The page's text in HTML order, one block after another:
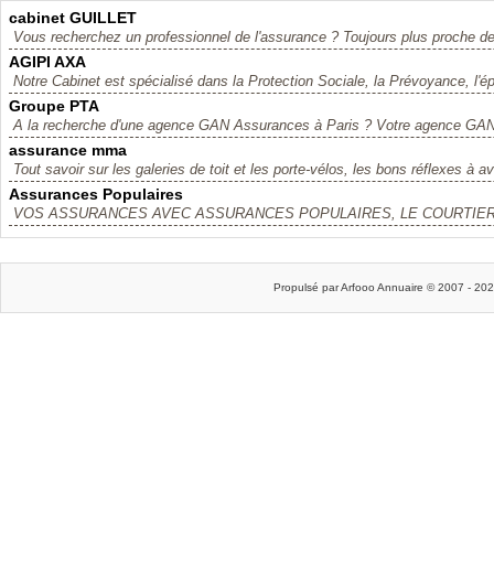
cabinet GUILLET
Vous recherchez un professionnel de l'assurance ? Toujours plus proche
AGIPI AXA
Notre Cabinet est spécialisé dans la Protection Sociale, la Prévoyance,
Groupe PTA
A la recherche d'une agence GAN Assurances à Paris ? Votre agence
assurance mma
Tout savoir sur les galeries de toit et les porte-vélos, les bons réflexes à
Assurances Populaires
VOS ASSURANCES AVEC ASSURANCES POPULAIRES, LE
Propulsé par Arfooo Annuaire © 2007 -